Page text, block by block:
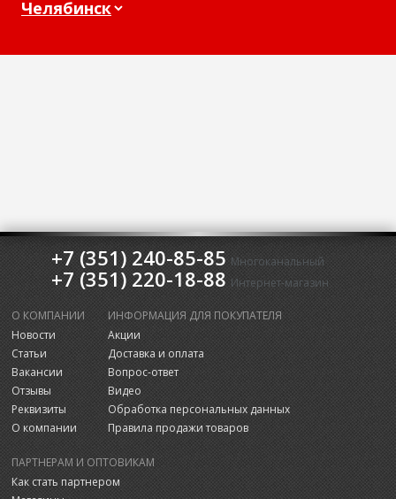
+7 (351) 240-85-85 Многоканальный
+7 (351) 220-18-88 Интернет-магазин
О КОМПАНИИ
Новости
Статьи
Вакансии
Отзывы
Реквизиты
О компании
ИНФОРМАЦИЯ ДЛЯ ПОКУПАТЕЛЯ
Акции
Доставка и оплата
Вопрос-ответ
Видео
Обработка персональных данных
Правила продажи товаров
ПАРТНЕРАМ И ОПТОВИКАМ
Как стать партнером